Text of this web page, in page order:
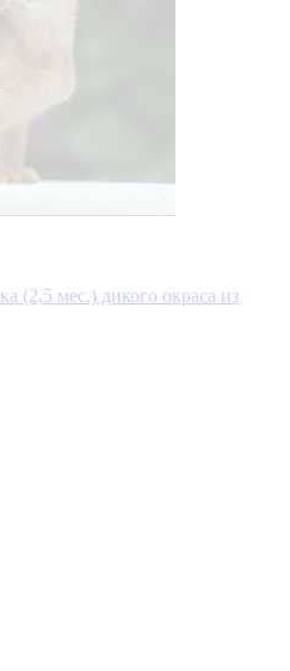
(2,5 мес.) дикого окраса из